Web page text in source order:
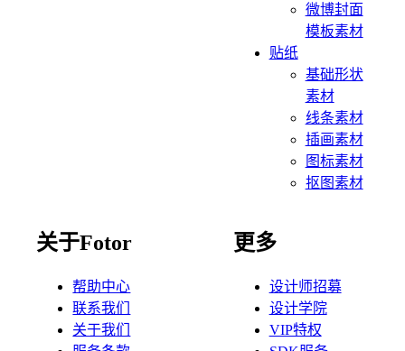
微博封面
模板素材
贴纸
基础形状
素材
线条素材
插画素材
图标素材
抠图素材
关于Fotor
帮助中心
联系我们
关于我们
更多
设计师招募
设计学院
VIP特权